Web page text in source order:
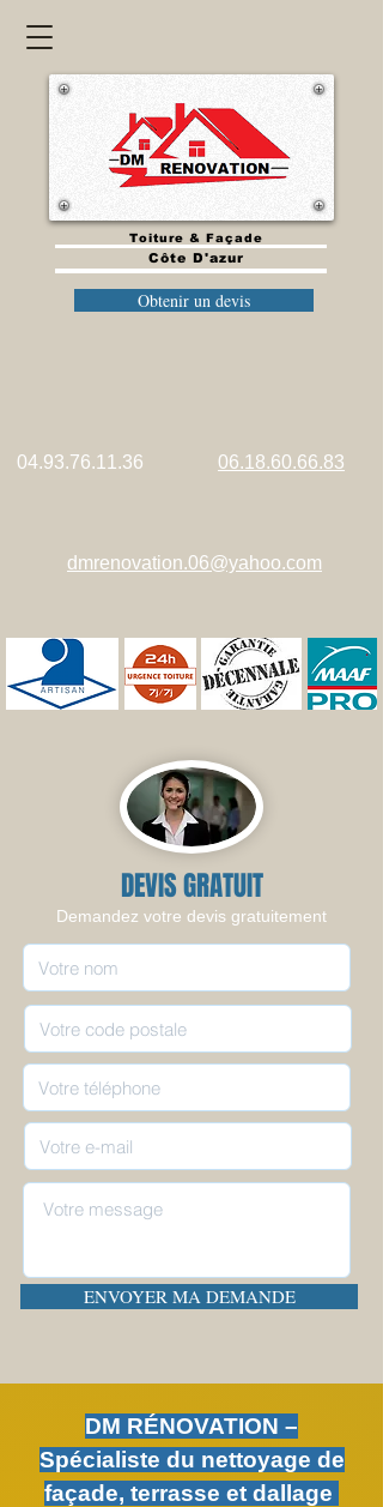
Toiture & Façade
Côte D'azur
Obtenir un devis
04.93.76.11.36 06.18.60.66.83
dmrenovation.06@yahoo.com
DEVIS GRATUIT
Demandez votre devis gratuitement
ENVOYER MA DEMANDE
DM RÉNOVATION –
Spécialiste du nettoyage de
façade, terrasse et dallage